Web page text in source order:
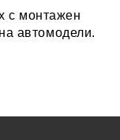
с монтажен
автомодели.